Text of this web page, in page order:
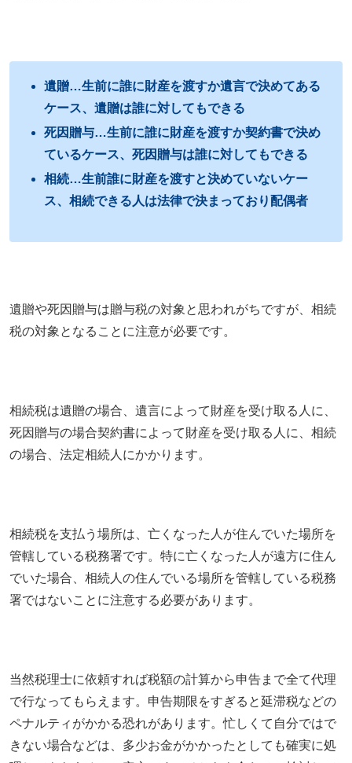
遺贈…生前に誰に財産を渡すか遺言で決めてある
ケース、遺贈は誰に対してもできる
死因贈与…生前に誰に財産を渡すか契約書で決め
ているケース、死因贈与は誰に対してもできる
相続…生前誰に財産を渡すと決めていないケー
ス、相続できる人は法律で決まっており配偶者
遺贈や死因贈与は贈与税の対象と思われがちですが、相続
税の対象となることに注意が必要です。
相続税は遺贈の場合、遺言によって財産を受け取る人に、
死因贈与の場合契約書によって財産を受け取る人に、相続
の場合、法定相続人にかかります。
相続税を支払う場所は、亡くなった人が住んでいた場所を
管轄している税務署です。特に亡くなった人が遠方に住ん
でいた場合、相続人の住んでいる場所を管轄している税務
署ではないことに注意する必要があります。
当然税理士に依頼すれば税額の計算から申告まで全て代理
で行なってもらえます。申告期限をすぎると延滞税などの
ペナルティがかかる恐れがあります。忙しくて自分ではで
きない場合などは、多少お金がかかったとしても確実に処